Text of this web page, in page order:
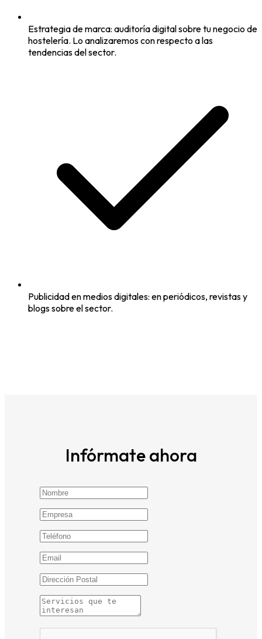
Estrategia de marca: auditoría digital sobre tu negocio de
hostelería. Lo analizaremos con respecto a las
tendencias del sector.
Publicidad en medios digitales: en periódicos, revistas y
blogs sobre el sector.
Infórmate ahora